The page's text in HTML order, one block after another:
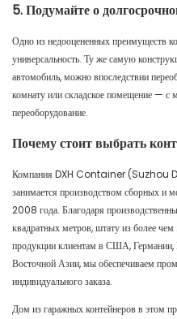
5. Подумайте о
Одно из недооцененных преимуществ
универсальность. Ту же самую
автомобиль, можно впоследствии
комнату или складское помещение — с
переоборудование.
Почему стоит выбрать
Компания DXH Container
занимается производством сборных и
2008 года. Благодаря
квадратных метров, штату из более
продукции клиентам в США,
Восточной Азии, мы обеспечиваем
индивидуального заказа.
Дом из гаражных контейнеров в этом